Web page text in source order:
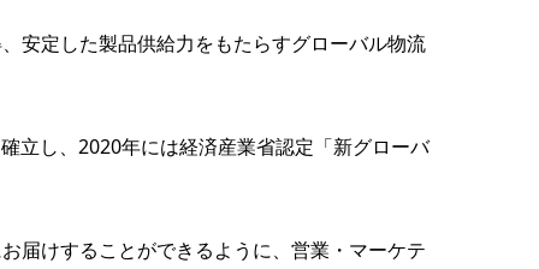
安定した製品供給力をもたらすグローバル物流
立し、2020年には経済産業省認定「新グローバ
届けすることができるように、営業・マーケテ